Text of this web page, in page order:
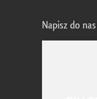
Napisz do